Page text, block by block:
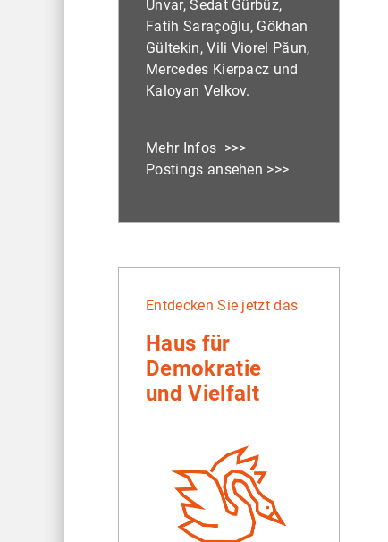
Unvar, Sedat Gürbüz,
Fatih Saraçoğlu, Gökhan
Gültekin, Vili Viorel Păun,
Mercedes Kierpacz und
Kaloyan Velkov.
Mehr Infos >>>
Postings ansehen >>>
Entdecken Sie jetzt das
Haus für
Demokratie
und Vielfalt